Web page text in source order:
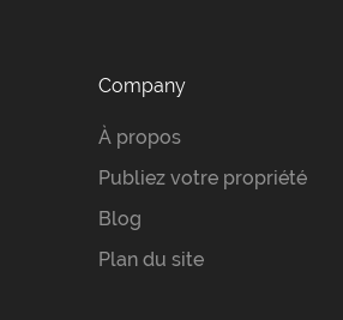
Company
À propos
Publiez votre propriété
Blog
Plan du site